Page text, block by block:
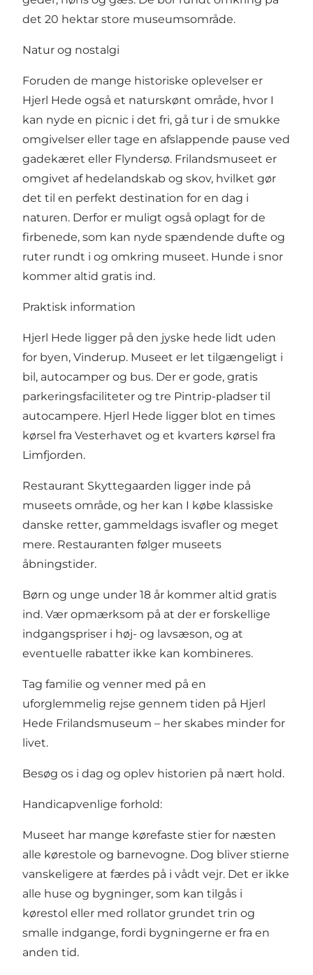
det 20 hektar store museumsområde.
Natur og nostalgi
Foruden de mange historiske oplevelser er
Hjerl Hede også et naturskønt område, hvor I
kan nyde en picnic i det fri, gå tur i de smukke
omgivelser eller tage en afslappende pause ved
gadekæret eller Flyndersø. Frilandsmuseet er
omgivet af hedelandskab og skov, hvilket gør
det til en perfekt destination for en dag i
naturen. Derfor er muligt også oplagt for de
firbenede, som kan nyde spændende dufte og
ruter rundt i og omkring museet. Hunde i snor
kommer altid gratis ind.
Praktisk information
Hjerl Hede ligger på den jyske hede lidt uden
for byen, Vinderup. Museet er let tilgængeligt i
bil, autocamper og bus. Der er gode, gratis
parkeringsfaciliteter og tre Pintrip-pladser til
autocampere. Hjerl Hede ligger blot en times
kørsel fra Vesterhavet og et kvarters kørsel fra
Limfjorden.
Restaurant Skyttegaarden ligger inde på
museets område, og her kan I købe klassiske
danske retter, gammeldags isvafler og meget
mere. Restauranten følger museets
åbningstider.
Børn og unge under 18 år kommer altid gratis
ind. Vær opmærksom på at der er forskellige
indgangspriser i høj- og lavsæson, og at
eventuelle rabatter ikke kan kombineres.
Tag familie og venner med på en
uforglemmelig rejse gennem tiden på Hjerl
Hede Frilandsmuseum – her skabes minder for
livet.
Besøg os i dag og oplev historien på nært hold.
Handicapvenlige forhold:
Museet har mange kørefaste stier for næsten
alle kørestole og barnevogne. Dog bliver stierne
vanskeligere at færdes på i vådt vejr. Det er ikke
alle huse og bygninger, som kan tilgås i
kørestol eller med rollator grundet trin og
smalle indgange, fordi bygningerne er fra en
anden tid.